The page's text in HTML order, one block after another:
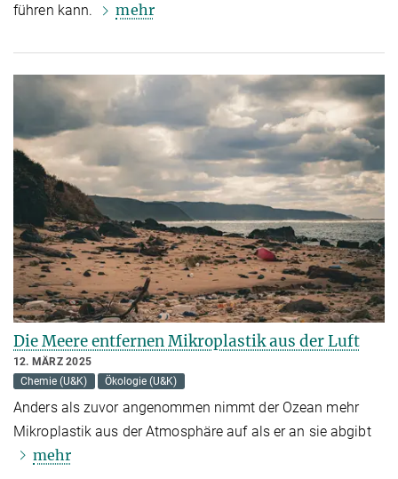
führen kann.
mehr
Die Meere entfernen Mikroplastik aus der Luft
12. MÄRZ 2025
Chemie (U&K)
Ökologie (U&K)
Anders als zuvor angenommen nimmt der Ozean mehr
Mikroplastik aus der Atmosphäre auf als er an sie abgibt
mehr